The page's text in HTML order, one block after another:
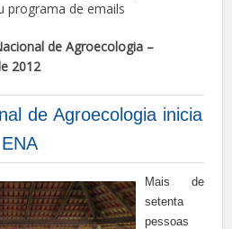
de Agroecologia –
2012
de Agroecologia inicia
Mais de
setenta
pessoas